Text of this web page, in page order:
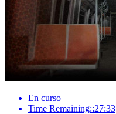
En curso
Time Remaining::27:33